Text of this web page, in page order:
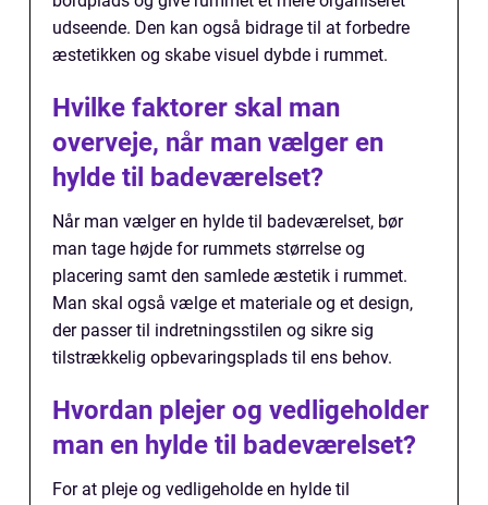
udseende. Den kan også bidrage til at forbedre
æstetikken og skabe visuel dybde i rummet.
Hvilke faktorer skal man
overveje, når man vælger en
hylde til badeværelset?
Når man vælger en hylde til badeværelset, bør
man tage højde for rummets størrelse og
placering samt den samlede æstetik i rummet.
Man skal også vælge et materiale og et design,
der passer til indretningsstilen og sikre sig
tilstrækkelig opbevaringsplads til ens behov.
Hvordan plejer og vedligeholder
man en hylde til badeværelset?
For at pleje og vedligeholde en hylde til